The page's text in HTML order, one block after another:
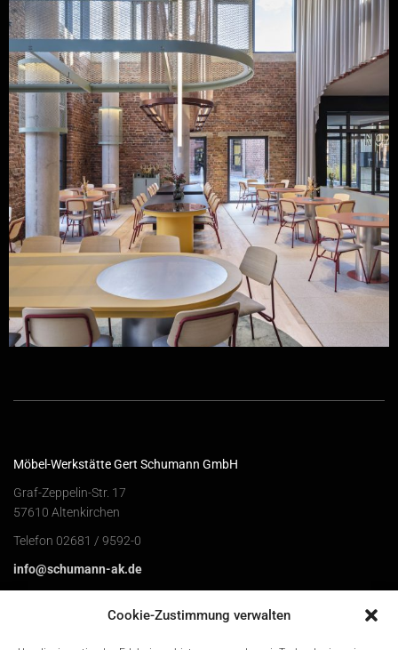
Cookie-Zustimmung verwalten
Möbel-Werkstätte Gert Schumann GmbH
Graf-Zeppelin-Str. 17
57610 Altenkirchen
Telefon 02681 / 9592-0
info@schumann-ak.de
Schumann Project GmbH